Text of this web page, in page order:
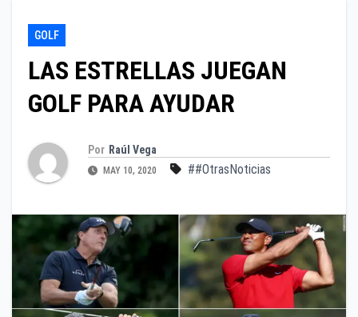
GOLF
LAS ESTRELLAS JUEGAN
GOLF PARA AYUDAR
Por Raúl Vega
MAY 10, 2020 ##OtrasNoticias